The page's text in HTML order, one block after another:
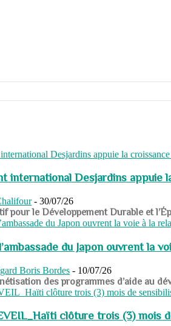
international Desjardins appuie
- 30/07/26
pour le Développement Durable et
du Japon ouvrent la
Boris Bordes - 10/07/26
des programmes d’aide au
clôture trois (3) mois